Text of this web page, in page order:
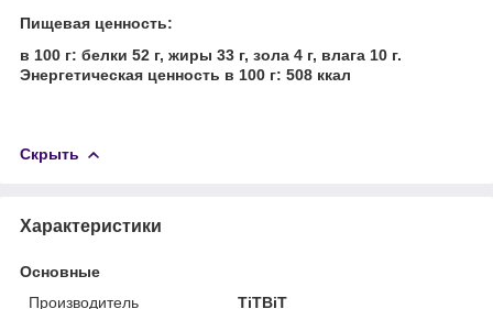
Пищевая ценность:
в 100 г: белки 52 г, жиры 33 г, зола 4 г, влага 10 г.
Энергетическая ценность в 100 г: 508 ккал
Скрыть
Характеристики
Основные
Производитель
TiTBiT